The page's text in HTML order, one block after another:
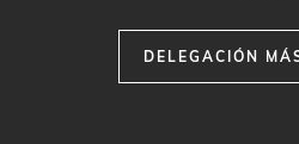
DELEGACIÓN